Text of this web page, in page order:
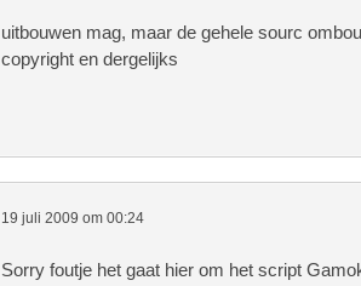
uitbouwen mag, maar de gehele sourc
copyright en dergelijks
19 juli 2009 om 00:24
Sorry foutje het gaat hier om het script